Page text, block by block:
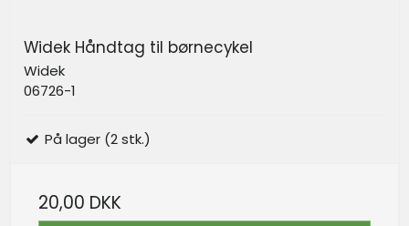
Widek Håndtag til børnecykel
Widek
06726-1
På lager (2 stk.)
20,00 DKK